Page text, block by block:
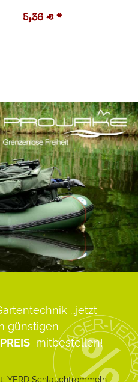
5,36 € *
...jetzt
günstigen
mitbestellen!